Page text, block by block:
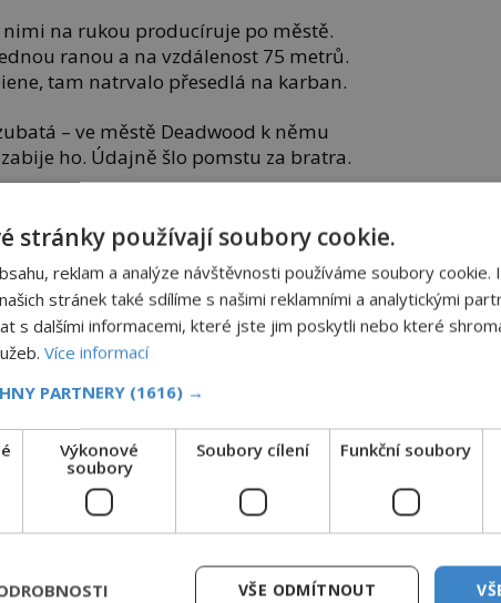
nimi na rukou producíruje po městě.
ranou a na vzdálenost 75 metrů.
tam natrvalo přesedlá na karban.
– ve městě Deadwood k němu
ho. Údajně šlo pomstu za bratra.
stránky používají soubory cookie.
reklam a analýze návštěvnosti používáme soubory cookie.
stránek také sdílíme s našimi reklamními a analytickými
s dalšími informacemi, které jste jim poskytli nebo které
Více informací
PARTNERY (1616) →
Výkonové
soubory
Soubory cílení Funkční soubory
VŠE ODMÍTNOUT